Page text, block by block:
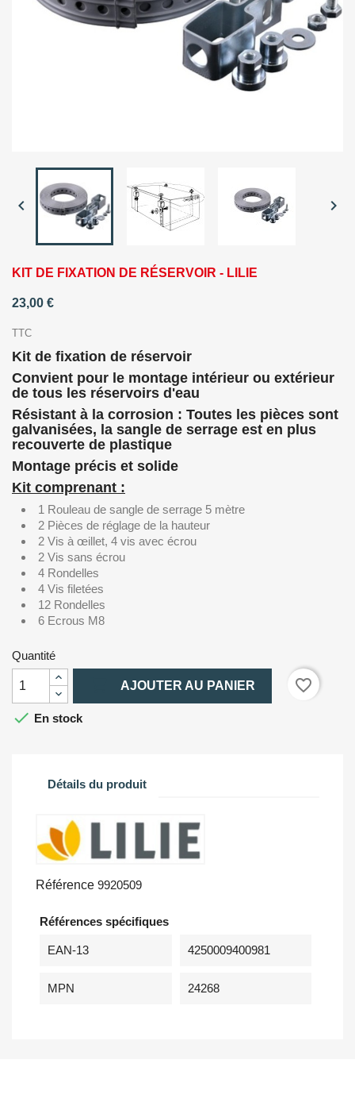
 
KIT DE FIXATION DE RÉSERVOIR - LILIE
23,00 €
TTC
Kit de fixation de réservoir
Convient pour le montage intérieur ou extérieur
de tous les réservoirs d'eau
Résistant à la corrosion : Toutes les pièces sont
galvanisées, la sangle de serrage est en plus
recouverte de plastique
Montage précis et solide
Kit comprenant :
1 Rouleau de sangle de serrage 5 mètre
2 Pièces de réglage de la hauteur
2 Vis à œillet, 4 vis avec écrou
2 Vis sans écrou
4 Rondelles
4 Vis filetées
12 Rondelles
6 Ecrous M8
Quantité
AJOUTER AU PANIER
favorite_border
 En stock
Détails du produit
Référence 9920509
Références spécifiques
EAN-13 4250009400981
MPN 24268